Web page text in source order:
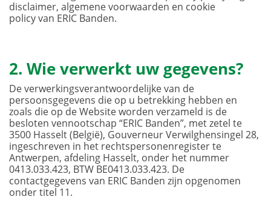
disclaimer, algemene voorwaarden en cookie
policy van ERIC Banden.
2. Wie verwerkt uw gegevens?
De verwerkingsverantwoordelijke van de
persoonsgegevens die op u betrekking hebben en
zoals die op de Website worden verzameld is de
besloten vennootschap “ERIC Banden”, met zetel te
3500 Hasselt (België), Gouverneur Verwilghensingel 28,
ingeschreven in het rechtspersonenregister te
Antwerpen, afdeling Hasselt, onder het nummer
0413.033.423, BTW BE0413.033.423. De
contactgegevens van ERIC Banden zijn opgenomen
onder titel 11.